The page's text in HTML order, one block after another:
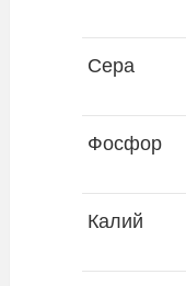
Сера
Фосфор
Калий